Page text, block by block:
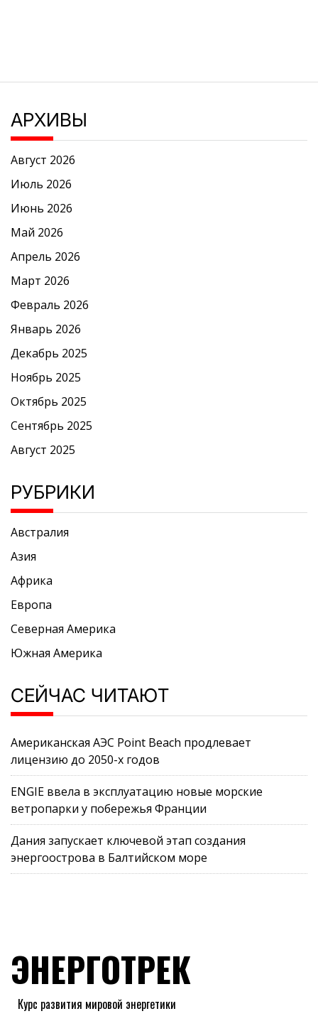
АРХИВЫ
Август 2026
Июль 2026
Июнь 2026
Май 2026
Апрель 2026
Март 2026
Февраль 2026
Январь 2026
Декабрь 2025
Ноябрь 2025
Октябрь 2025
Сентябрь 2025
Август 2025
РУБРИКИ
Австралия
Азия
Африка
Европа
Северная Америка
Южная Америка
СЕЙЧАС ЧИТАЮТ
Американская АЭС Point Beach продлевает
лицензию до 2050-х годов
ENGIE ввела в эксплуатацию новые морские
ветропарки у побережья Франции
Дания запускает ключевой этап создания
энергоострова в Балтийском море
ЭНЕРГОТРЕК
Курс развития мировой энергетики